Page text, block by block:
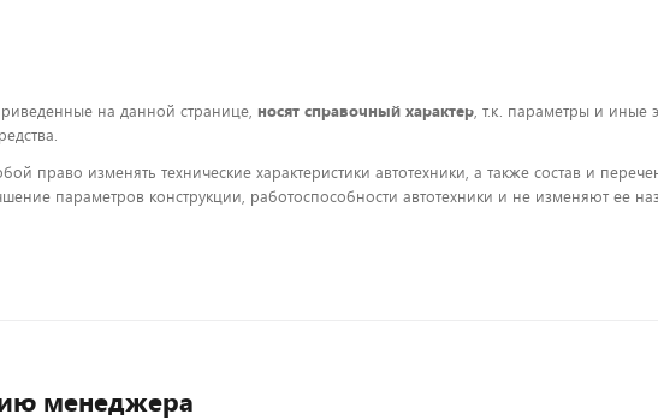
на данной странице, носят справочный характер, т.к. параметры и иные
право изменять технические характеристики автотехники, а также состав и
параметров конструкции, работоспособности автотехники и не изменяют ее
менеджера